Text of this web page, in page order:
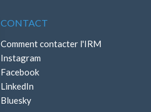
CONTACT
Comment contacter l'IRM
Instagram
Facebook
LinkedIn
Bluesky